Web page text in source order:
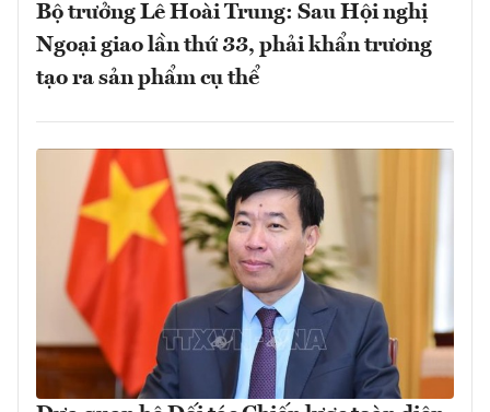
Bộ trưởng Lê Hoài Trung: Sau Hội nghị
Ngoại giao lần thứ 33, phải khẩn trương
tạo ra sản phẩm cụ thể